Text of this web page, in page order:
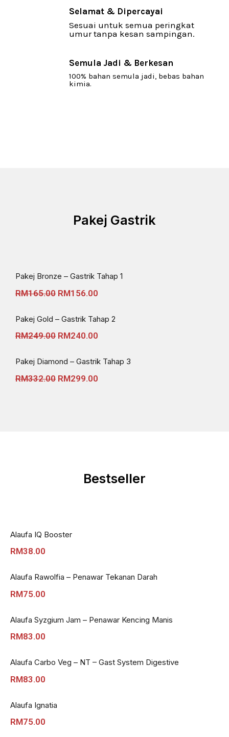
Selamat & Dipercayai
Sesuai untuk semua peringkat
umur tanpa kesan sampingan.
Semula Jadi & Berkesan
100% bahan semula jadi, bebas bahan
kimia.
Pakej Gastrik
Pakej Bronze – Gastrik Tahap 1
RM165.00
Price
Was:
RM156.00
Price
Pakej Gold – Gastrik Tahap 2
RM249.00
Price
Was:
RM240.00
Price
Pakej Diamond – Gastrik Tahap 3
RM332.00
Price
Was:
RM299.00
Price
Bestseller
Alaufa IQ Booster
RM38.00
Alaufa Rawolfia – Penawar Tekanan Darah
RM75.00
Alaufa Syzgium Jam – Penawar Kencing Manis
RM83.00
Alaufa Carbo Veg – NT – Gast System Digestive
RM83.00
Alaufa Ignatia
RM75.00